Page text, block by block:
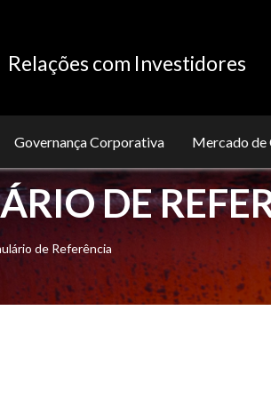
Relações com Investidores
Governança Corporativa Mercado de
DE
de Referência